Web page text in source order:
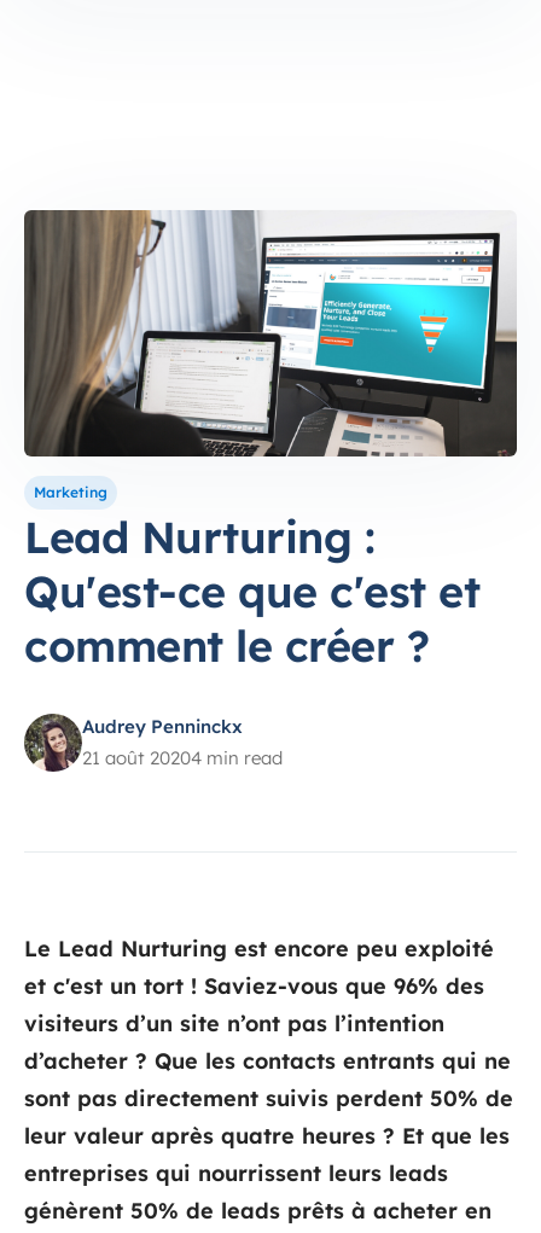
Marketing
Lead Nurturing :
Qu'est-ce que c'est et
comment le créer ?
Audrey Penninckx
21 août 20204 min read
Le Lead Nurturing est encore peu exploité
et c'est un tort ! Saviez-vous que 96% des
visiteurs d’un site n’ont pas l’intention
d’acheter ? Que les contacts entrants qui ne
sont pas directement suivis perdent 50% de
leur valeur après quatre heures ? Et que les
entreprises qui nourrissent leurs leads
génèrent 50% de leads prêts à acheter en